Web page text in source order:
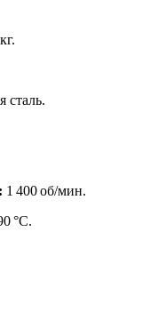
сталь.
1 400 об/мин.
°C.